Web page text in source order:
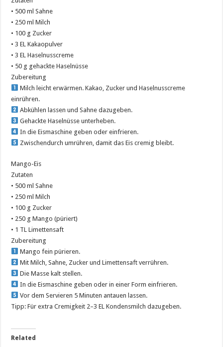
• 500 ml Sahne
• 250 ml Milch
• 100 g Zucker
• 3 EL Kakaopulver
• 3 EL Haselnusscreme
• 50 g gehackte Haselnüsse
Zubereitung
Milch leicht erwärmen. Kakao, Zucker und Haselnusscreme
einrühren.
Abkühlen lassen und Sahne dazugeben.
Gehackte Haselnüsse unterheben.
In die Eismaschine geben oder einfrieren.
Zwischendurch umrühren, damit das Eis cremig bleibt.
Mango-Eis
Zutaten
• 500 ml Sahne
• 250 ml Milch
• 100 g Zucker
• 250 g Mango (püriert)
• 1 TL Limettensaft
Zubereitung
Mango fein pürieren.
Mit Milch, Sahne, Zucker und Limettensaft verrühren.
Die Masse kalt stellen.
In die Eismaschine geben oder in einer Form einfrieren.
Vor dem Servieren 5 Minuten antauen lassen.
Tipp: Für extra Cremigkeit 2–3 EL Kondensmilch dazugeben.
Related